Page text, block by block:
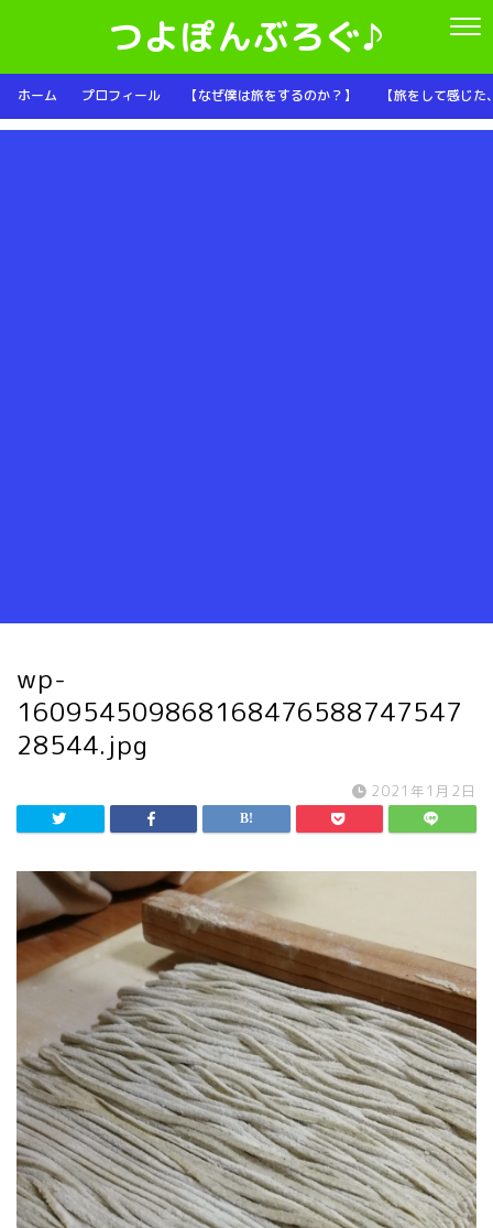
つよぽんぶろぐ♪
ホーム プロフィール 【なぜ僕は旅をするのか？】 【旅をして感じ
wp-
160954509868168476588747547
28544.jpg
2021年1月2日